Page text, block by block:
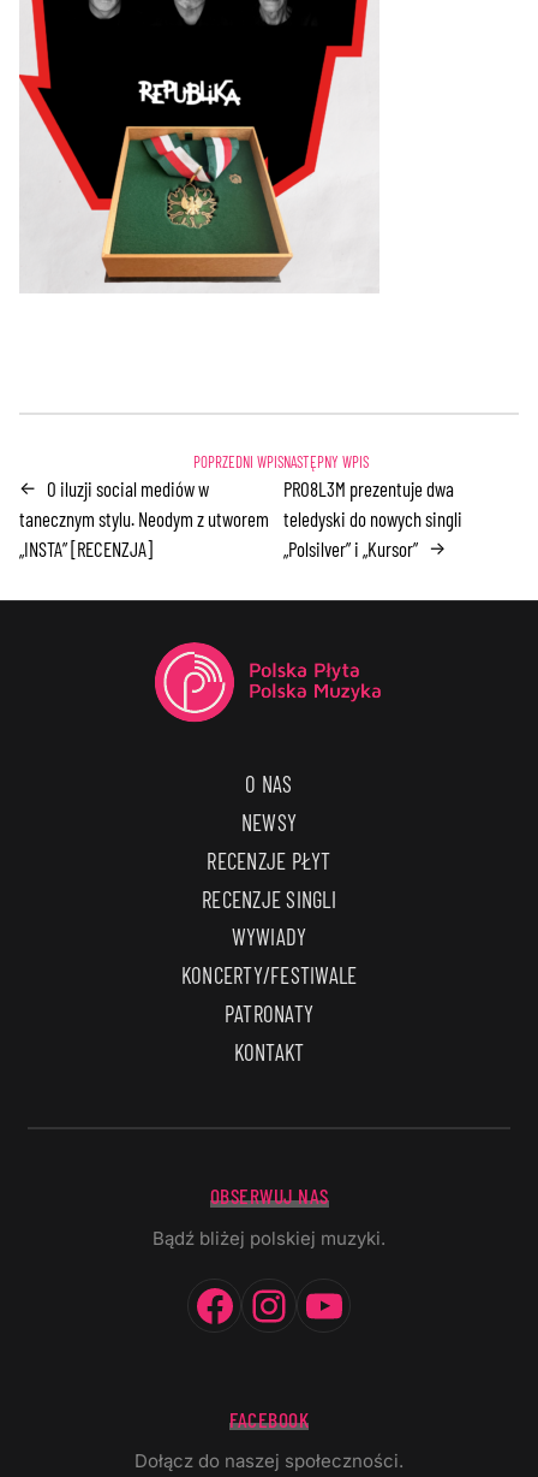
← O iluzji social mediów w
tanecznym stylu. Neodym z utworem
„INSTA” [RECENZJA]
PRO8L3M prezentuje dwa
teledyski do nowych singli
„Polsilver” i „Kursor” →
O NAS
NEWSY
RECENZJE PŁYT
RECENZJE SINGLI
WYWIADY
KONCERTY/FESTIWALE
PATRONATY
KONTAKT
OBSERWUJ NAS
Bądź bliżej polskiej muzyki.
Facebook
Instagram
FACEBOOK
Dołącz do naszej społeczności.